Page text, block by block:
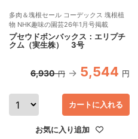
多肉＆塊根セール コーデックス 塊根植
物 NHK趣味の園芸26年1月号掲載
プセウドボンバックス：エリプチ
クム（実生株） 3号
6,930 円 5,544 円
カートに入れる
お気に入り追加